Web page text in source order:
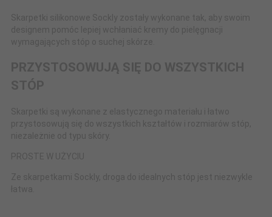
Skarpetki silikonowe Sockly zostały wykonane tak, aby swoim
designem pomóc lepiej wchłaniać kremy ​​do pielęgnacji
wymagających stóp o suchej skórze.
PRZYSTOSOWUJĄ SIĘ DO WSZYSTKICH
STÓP
Skarpetki są wykonane z elastycznego materiału i łatwo
przystosowują się do wszystkich kształtów i rozmiarów stóp,
niezależnie od typu skóry.
PROSTE W UŻYCIU
Ze skarpetkami Sockly, droga do idealnych stóp jest niezwykle
łatwa.